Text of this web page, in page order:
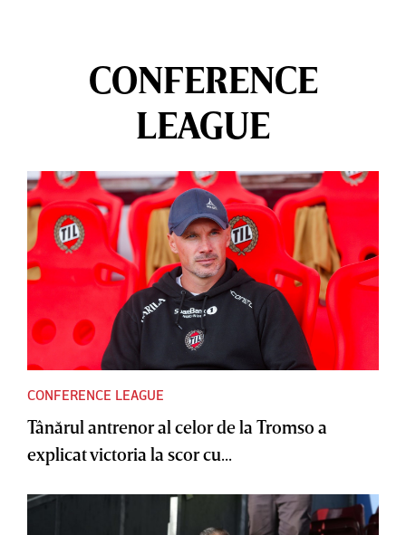
CONFERENCE
LEAGUE
CONFERENCE LEAGUE
Tânărul antrenor al celor de la Tromso a
explicat victoria la scor cu...